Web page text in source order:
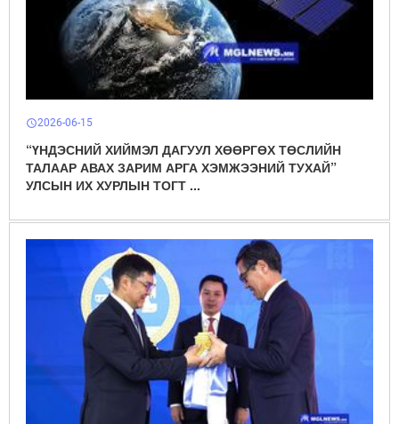
schedule2026-06-15
“ҮНДЭСНИЙ ХИЙМЭЛ ДАГУУЛ ХӨӨРГӨХ ТӨСЛИЙН
ТАЛААР АВАХ ЗАРИМ АРГА ХЭМЖЭЭНИЙ ТУХАЙ”
УЛСЫН ИХ ХУРЛЫН ТОГТ ...